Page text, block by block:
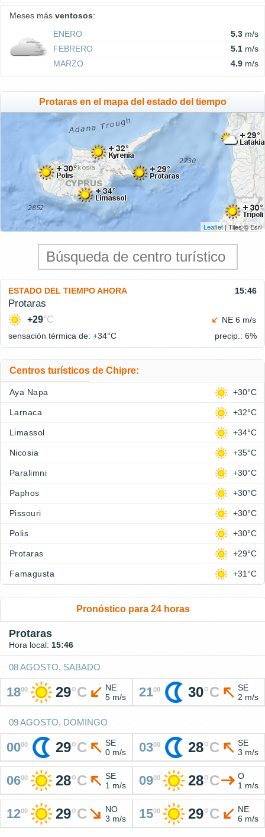
Meses más ventosos:
ENERO
5.3 m/s
FEBRERO
5.1 m/s
MARZO
4.9 m/s
Protaras en el mapa del estado del tiempo
Leaflet| Tiles © Esri
ESTADO DEL TIEMPO AHORA 15:46
Protaras
+29°C
NE 6 m/s
sensación térmica de: +34°C precip.: 6%
Centros turísticos de Chipre:
Aya Napa +30°C
Larnaca +32°C
Limassol +34°C
Nicosia +35°C
Paralimni +30°C
Paphos +30°C
Pissouri +30°C
Polis +30°C
Protaras +29°C
Famagusta +31°C
Pronóstico para 24 horas
Protaras
Hora local: 15:46
08 AGOSTO, SABADO
1800 29°C
NE
5 m/s
2100 30°C
SE
2 m/s
09 AGOSTO, DOMINGO
0000 29°C
SE
0 m/s
0300 28°C
SE
3 m/s
0600 28°C
SE
1 m/s
0900 28°C
O
1 m/s
1200 29°C
NO
3 m/s
1500 29°C
NE
6 m/s